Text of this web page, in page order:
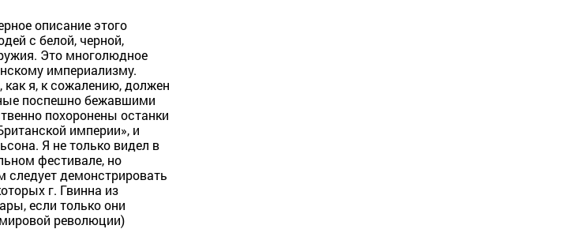
описание этого
с белой, черной,
Это многолюдное
империализму.
как я, к сожалению, должен
поспешно бежавшими
похоронены останки
империи», и
Я не только видел в
фестивале, но
следует демонстрировать
г. Гвинна из
если только они
революции)